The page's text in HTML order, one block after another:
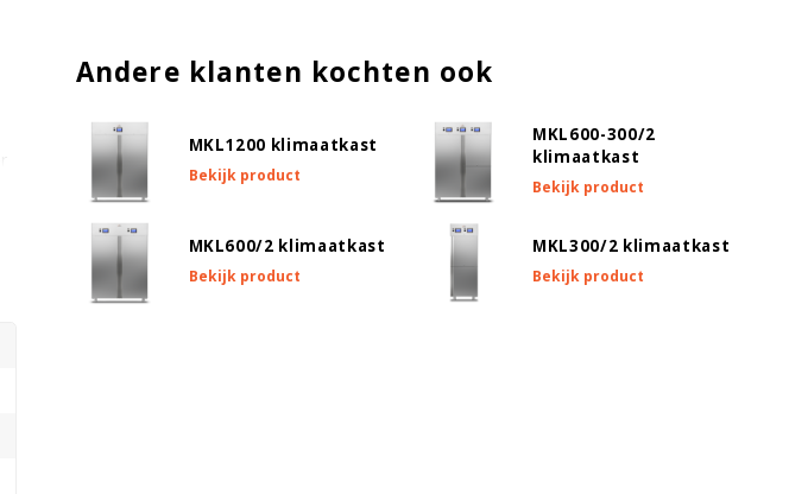
Andere klanten kochten ook
MKL1200 klimaatkast
Bekijk product
MKL600-300/2
klimaatkast
Bekijk product
MKL600/2 klimaatkast
Bekijk product
MKL300/2 klimaatkast
Bekijk product